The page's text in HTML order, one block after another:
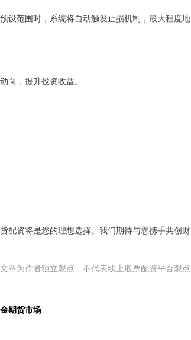
设范围时，系统将自动触发止损机制，最大程度地
向，提升投资收益。
配资将是您的理想选择。我们期待与您携手共创财
文章为作者独立观点，不代表线上股票配资平台观点
期货市场